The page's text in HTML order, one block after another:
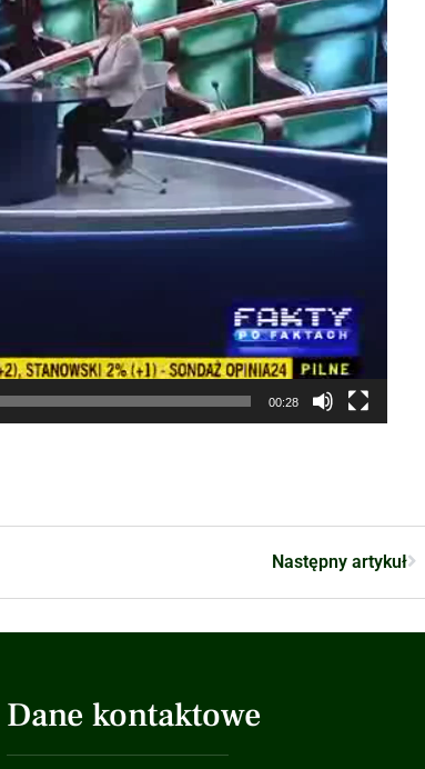
00:28
Następny artykuł
Dane kontaktowe